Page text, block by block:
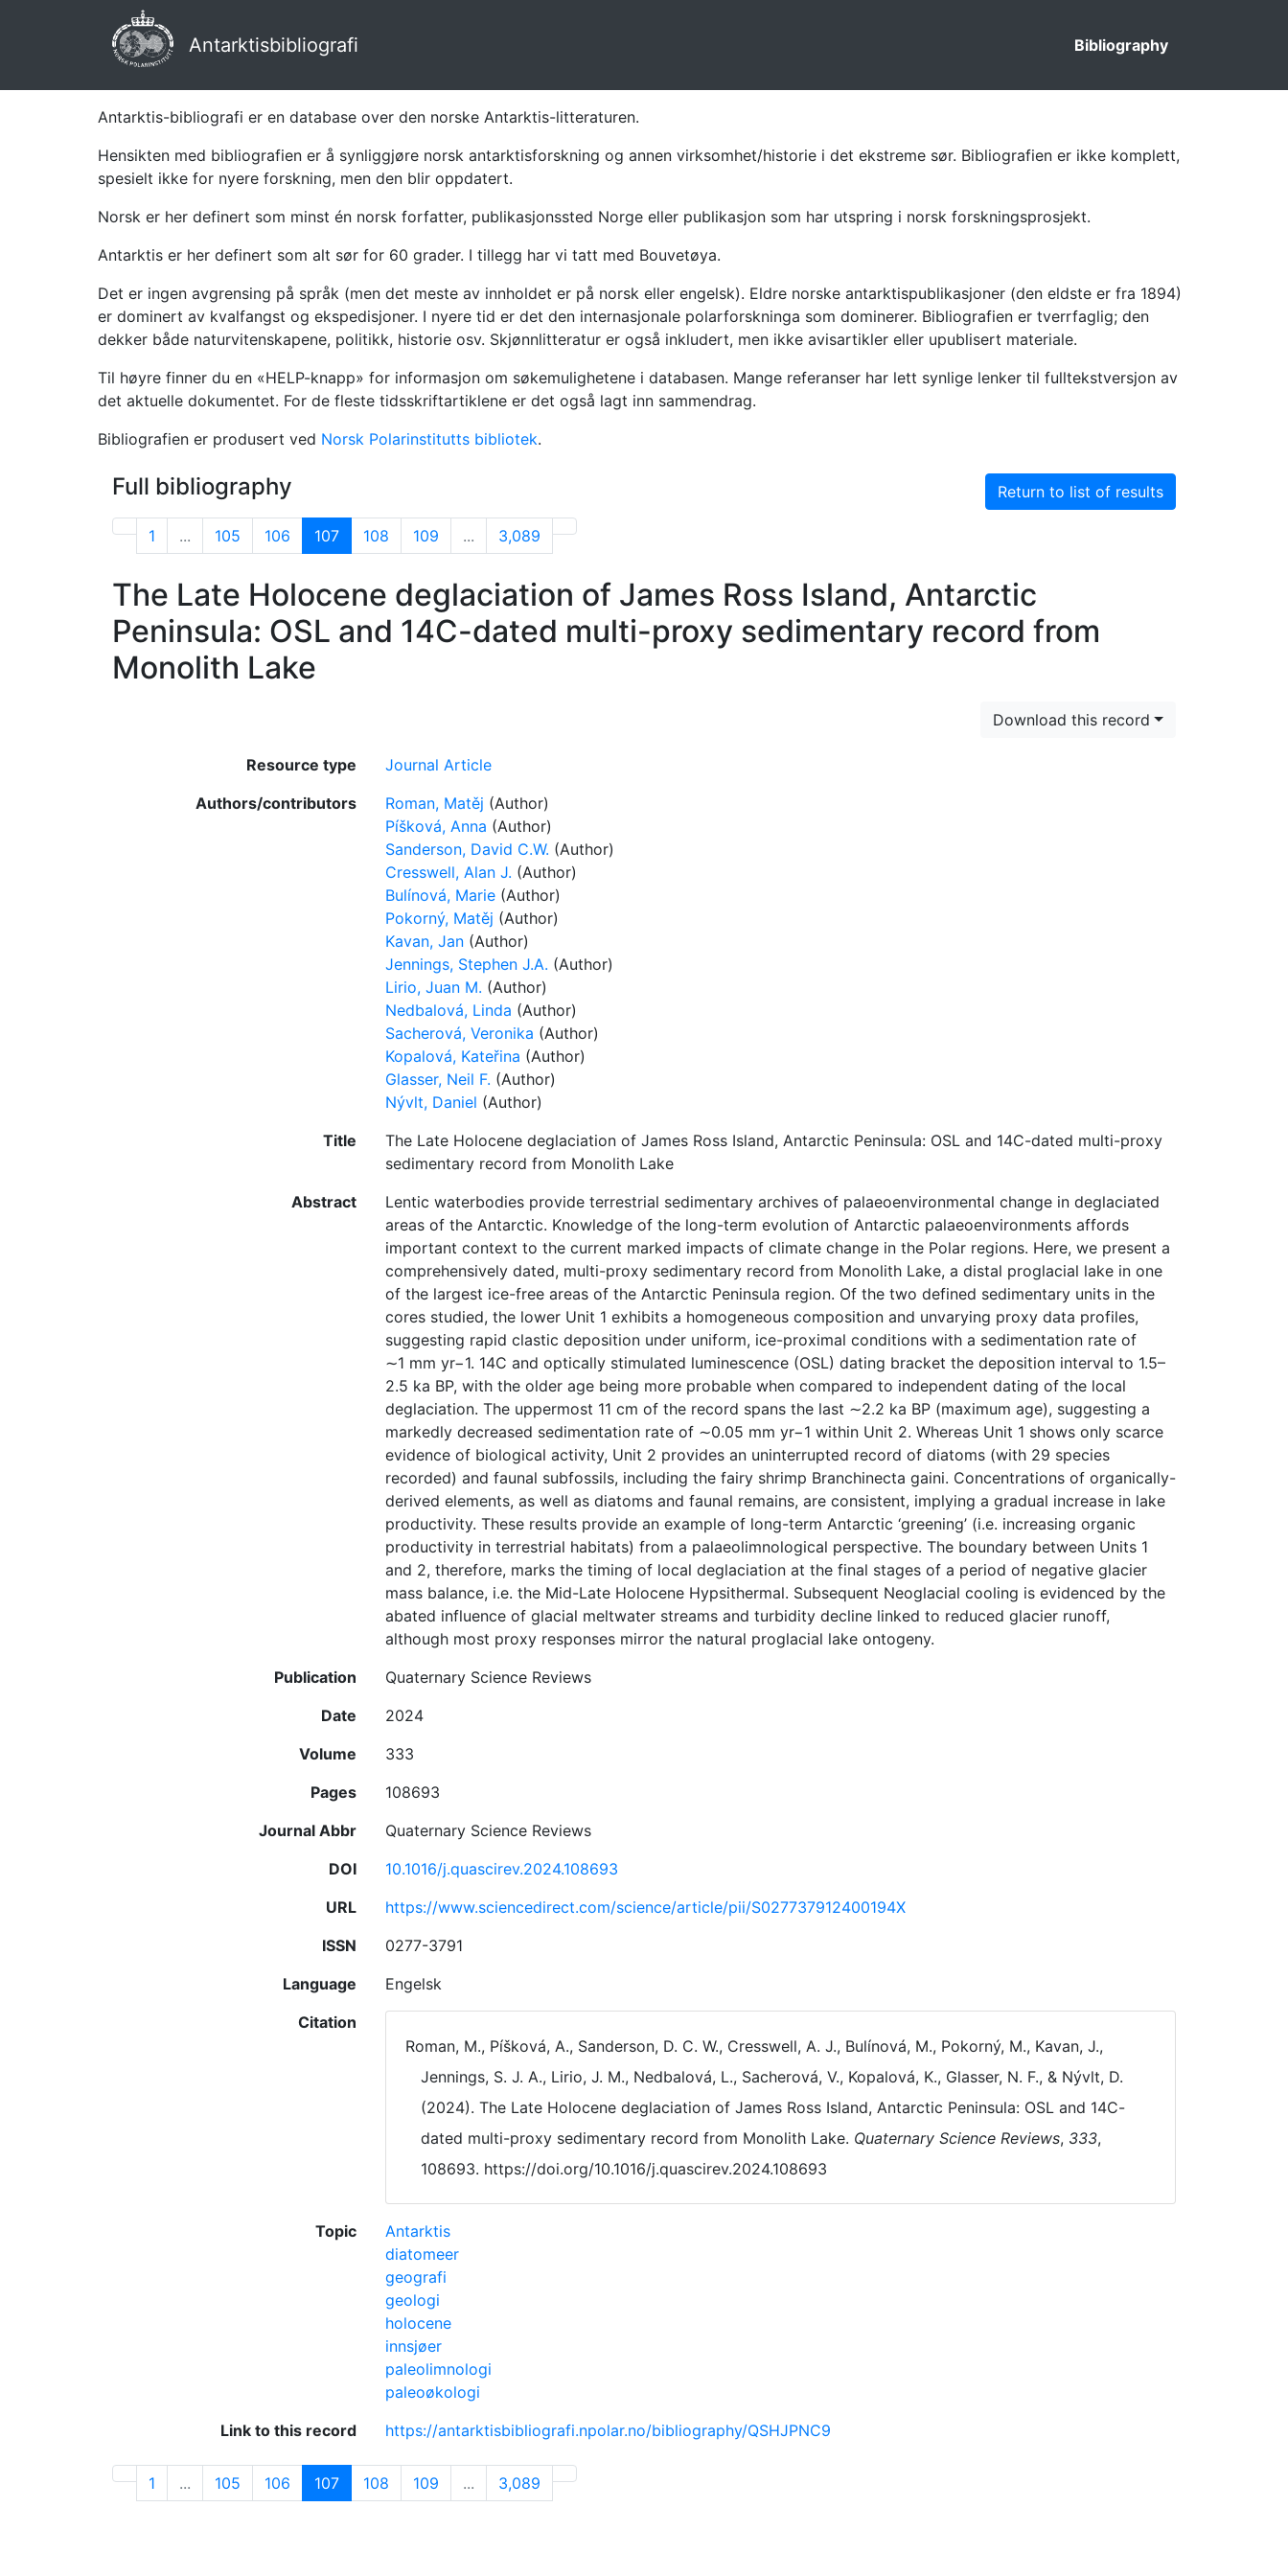
Antarktisbibliografi Bibliography
Antarktis-bibliografi er en database over den norske Antarktis-litteraturen.
Hensikten med bibliografien er å synliggjøre norsk antarktisforskning og annen virksomhet/historie i det ekstreme sør. Bibliografien er ikke komplett,
spesielt ikke for nyere forskning, men den blir oppdatert.
Norsk er her definert som minst én norsk forfatter, publikasjonssted Norge eller publikasjon som har utspring i norsk forskningsprosjekt.
Antarktis er her definert som alt sør for 60 grader. I tillegg har vi tatt med Bouvetøya.
Det er ingen avgrensing på språk (men det meste av innholdet er på norsk eller engelsk). Eldre norske antarktispublikasjoner (den eldste er fra 1894)
er dominert av kvalfangst og ekspedisjoner. I nyere tid er det den internasjonale polarforskninga som dominerer. Bibliografien er tverrfaglig; den
dekker både naturvitenskapene, politikk, historie osv. Skjønnlitteratur er også inkludert, men ikke avisartikler eller upublisert materiale.
Til høyre finner du en «HELP-knapp» for informasjon om søkemulighetene i databasen. Mange referanser har lett synlige lenker til fulltekstversjon av
det aktuelle dokumentet. For de fleste tidsskriftartiklene er det også lagt inn sammendrag.
Bibliografien er produsert ved Norsk Polarinstitutts bibliotek.
Full bibliography Return to list of results
1 ... 105 106 107 108 109 ... 3,089
The Late Holocene deglaciation of James Ross Island, Antarctic
Peninsula: OSL and 14C-dated multi-proxy sedimentary record from
Monolith Lake
Download this record
Resource type
Journal Article
Authors/contributors
Roman, Matěj (Author)
Píšková, Anna (Author)
Sanderson, David C.W. (Author)
Cresswell, Alan J. (Author)
Bulínová, Marie (Author)
Pokorný, Matěj (Author)
Kavan, Jan (Author)
Jennings, Stephen J.A. (Author)
Lirio, Juan M. (Author)
Nedbalová, Linda (Author)
Sacherová, Veronika (Author)
Kopalová, Kateřina (Author)
Glasser, Neil F. (Author)
Nývlt, Daniel (Author)
Title
The Late Holocene deglaciation of James Ross Island, Antarctic Peninsula: OSL and 14C-dated multi-proxy
sedimentary record from Monolith Lake
Abstract
Lentic waterbodies provide terrestrial sedimentary archives of palaeoenvironmental change in deglaciated
areas of the Antarctic. Knowledge of the long-term evolution of Antarctic palaeoenvironments affords
important context to the current marked impacts of climate change in the Polar regions. Here, we present a
comprehensively dated, multi-proxy sedimentary record from Monolith Lake, a distal proglacial lake in one
of the largest ice-free areas of the Antarctic Peninsula region. Of the two defined sedimentary units in the
cores studied, the lower Unit 1 exhibits a homogeneous composition and unvarying proxy data profiles,
suggesting rapid clastic deposition under uniform, ice-proximal conditions with a sedimentation rate of
∼1 mm yr−1. 14C and optically stimulated luminescence (OSL) dating bracket the deposition interval to 1.5–
2.5 ka BP, with the older age being more probable when compared to independent dating of the local
deglaciation. The uppermost 11 cm of the record spans the last ∼2.2 ka BP (maximum age), suggesting a
markedly decreased sedimentation rate of ∼0.05 mm yr−1 within Unit 2. Whereas Unit 1 shows only scarce
evidence of biological activity, Unit 2 provides an uninterrupted record of diatoms (with 29 species
recorded) and faunal subfossils, including the fairy shrimp Branchinecta gaini. Concentrations of organically-
derived elements, as well as diatoms and faunal remains, are consistent, implying a gradual increase in lake
productivity. These results provide an example of long-term Antarctic ‘greening’ (i.e. increasing organic
productivity in terrestrial habitats) from a palaeolimnological perspective. The boundary between Units 1
and 2, therefore, marks the timing of local deglaciation at the final stages of a period of negative glacier
mass balance, i.e. the Mid-Late Holocene Hypsithermal. Subsequent Neoglacial cooling is evidenced by the
abated influence of glacial meltwater streams and turbidity decline linked to reduced glacier runoff,
although most proxy responses mirror the natural proglacial lake ontogeny.
Publication
Quaternary Science Reviews
Date
2024
Volume
333
Pages
108693
Journal Abbr
Quaternary Science Reviews
DOI
10.1016/j.quascirev.2024.108693
URL
https://www.sciencedirect.com/science/article/pii/S027737912400194X
ISSN
0277-3791
Language
Engelsk
Citation
Roman, M., Píšková, A., Sanderson, D. C. W., Cresswell, A. J., Bulínová, M., Pokorný, M., Kavan, J.,
Jennings, S. J. A., Lirio, J. M., Nedbalová, L., Sacherová, V., Kopalová, K., Glasser, N. F., & Nývlt, D.
(2024). The Late Holocene deglaciation of James Ross Island, Antarctic Peninsula: OSL and 14C-
dated multi-proxy sedimentary record from Monolith Lake. Quaternary Science Reviews, 333,
108693. https://doi.org/10.1016/j.quascirev.2024.108693
Topic
Antarktis
diatomeer
geografi
geologi
holocene
innsjøer
paleolimnologi
paleoøkologi
Link to this record
https://antarktisbibliografi.npolar.no/bibliography/QSHJPNC9
1 ... 105 106 107 108 109 ... 3,089